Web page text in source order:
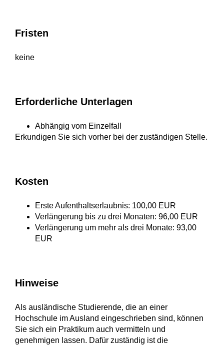
Fristen
keine
Erforderliche Unterlagen
Abhängig vom Einzelfall
Erkundigen Sie sich vorher bei der zuständigen Stelle.
Kosten
Erste Aufenthaltserlaubnis: 100,00 EUR
Verlängerung bis zu drei Monaten: 96,00 EUR
Verlängerung um mehr als drei Monate: 93,00
EUR
Hinweise
Als ausländische Studierende, die an einer
Hochschule im Ausland eingeschrieben sind, können
Sie sich ein Praktikum auch vermitteln und
genehmigen lassen. Dafür zuständig ist die